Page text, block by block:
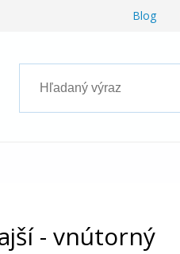
Blog
- vnútorný